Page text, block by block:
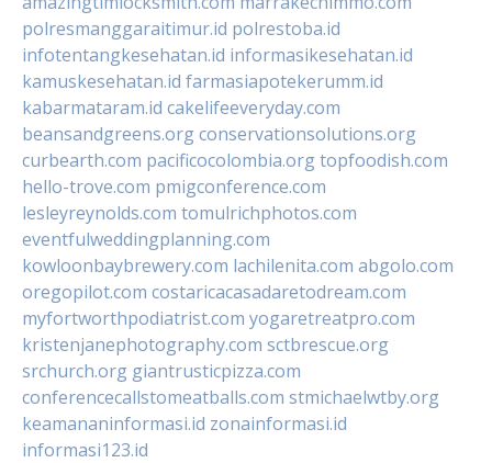
polresmanggaraitimur.id polrestoba.id
infotentangkesehatan.id informasikesehatan.id
kamuskesehatan.id farmasiapotekerumm.id
kabarmataram.id cakelifeeveryday.com
beansandgreens.orgconservationsolutions.org
curbearth.com pacificocolombia.orgtopfoodish.com
hello-trove.com pmigconference.com
lesleyreynolds.com tomulrichphotos.com
eventfulweddingplanning.com
kowloonbaybrewery.com lachilenita.com abgolo.com
oregopilot.com costaricacasadaretodream.com
myfortworthpodiatrist.com yogaretreatpro.com
kristenjanephotography.com sctbrescue.org
srchurch.org giantrusticpizza.com
conferencecallstomeatballs.com stmichaelwtby.org
keamananinformasi.id zonainformasi.id
informasi123.id